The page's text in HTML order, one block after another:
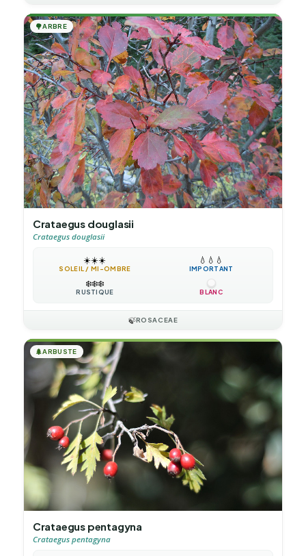
🌳ARBRE
Crataegus douglasii
Crataegus douglasii
☀️☀️☀️
SOLEIL / MI-OMBRE
💧 💧 💧
IMPORTANT
❄️❄️❄️
RUSTIQUE BLANC
🍃ROSACEAE
🌲ARBUSTE
Crataegus pentagyna
Crataegus pentagyna